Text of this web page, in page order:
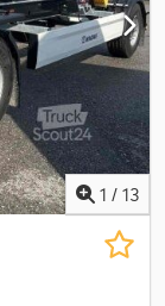
1 / 13